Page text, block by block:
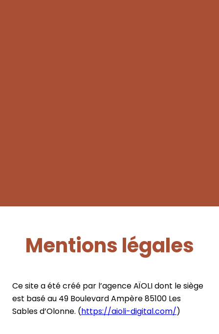
Mentions légales
Ce site a été créé par l’agence AÏOLI dont le siège
est basé au 49 Boulevard Ampère 85100 Les
Sables d’Olonne. (https://aioli-digital.com/)